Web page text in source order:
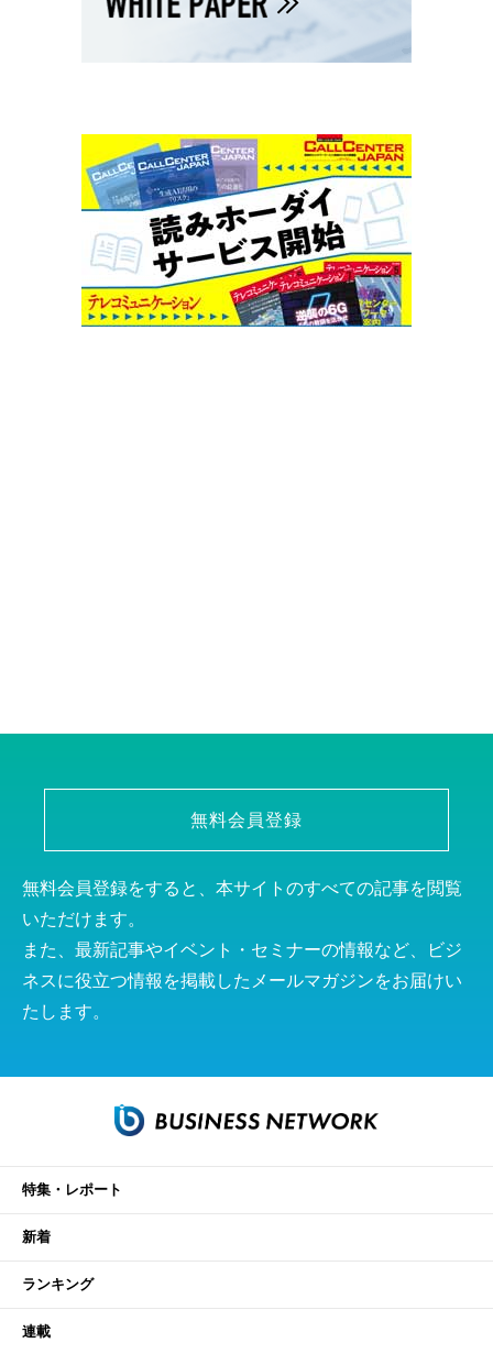
無料会員登録
無料会員登録をすると、本サイトのすべての記事を閲覧
いただけます。
また、最新記事やイベント・セミナーの情報など、ビジ
ネスに役立つ情報を掲載したメールマガジンをお届けい
たします。
特集・レポート
新着
ランキング
連載